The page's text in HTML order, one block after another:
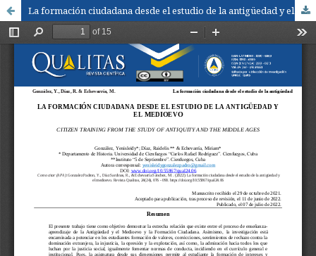
La formación ciudadana desde el estudio de la antigüedad y el medioevo